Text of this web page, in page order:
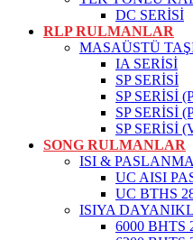
DC SERİSİ
RLP RULMANLAR
MASAÜSTÜ
IA SERİSİ
SP SERİSİ
SP SERİSİ
SP SERİSİ
SP SERİSİ
SONG RULMANLAR
ISI &
UC AISI
UC BTHS
ISIYA
6000 BHTS